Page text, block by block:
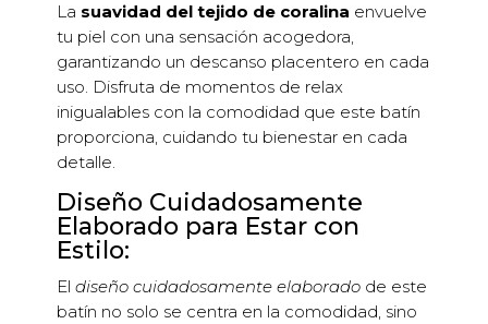
La suavidad del tejido de coralina envuelve
tu piel con una sensación acogedora,
garantizando un descanso placentero en cada
uso. Disfruta de momentos de relax
inigualables con la comodidad que este batín
proporciona, cuidando tu bienestar en cada
detalle.
Diseño Cuidadosamente
Elaborado para Estar con
Estilo:
Eldiseño cuidadosamente elaborado de este
batín no solo se centra en la comodidad, sino